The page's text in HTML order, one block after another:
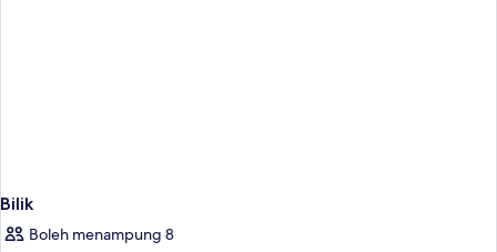
Bilik
Boleh menampung 8